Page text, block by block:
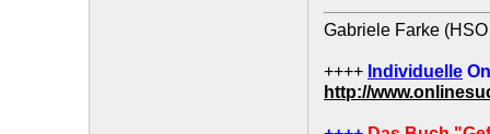
Gabriele Farke (HSO
++++ Individuelle
http://